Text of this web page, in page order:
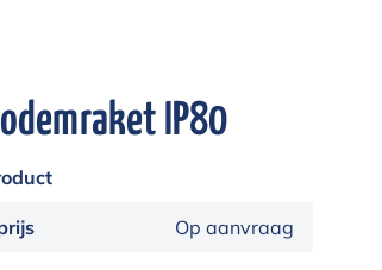
IP80
Op aanvraag